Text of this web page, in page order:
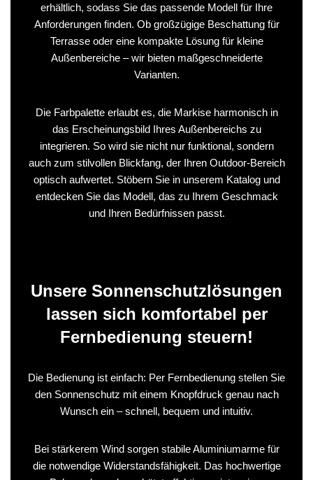
erhältlich, sodass Sie das passende Modell für Ihre
Anforderungen finden. Ob großzügige Beschattung für
Terrasse oder eine kompakte Lösung für kleine
Außenbereiche – wir bieten maßgeschneiderte
Varianten.
Die Farbpalette erlaubt es, die Markise harmonisch in
das Erscheinungsbild Ihres Außenbereichs zu
integrieren. So wird sie nicht nur funktional, sondern
auch zum stilvollen Blickfang, der Ihren Outdoor-Bereich
optisch aufwertet. Stöbern Sie in unserem Katalog und
entdecken Sie das Modell, das zu Ihrem Geschmack
und Ihren Bedürfnissen passt.
Unsere Sonnenschutzlösungen
lassen sich komfortabel per
Fernbedienung steuern!
Die Bedienung ist einfach: Per Fernbedienung stellen Sie
den Sonnenschutz mit einem Knopfdruck genau nach
Wunsch ein – schnell, bequem und intuitiv.
Bei stärkerem Wind sorgen stabile Aluminiumarme für
die notwendige Widerstandsfähigkeit. Das hochwertige